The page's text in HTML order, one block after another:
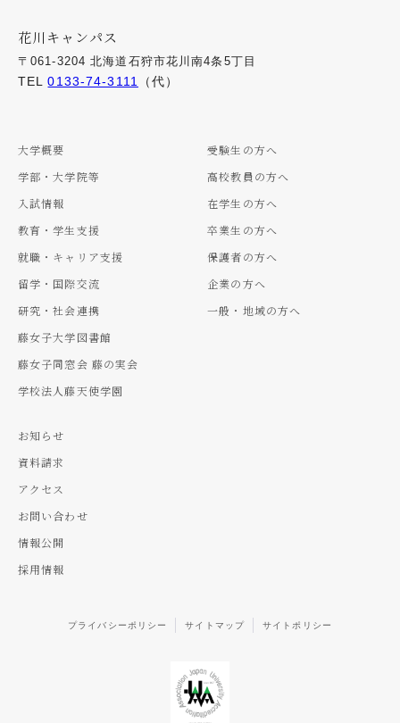
花川キャンパス
〒061-3204 北海道石狩市花川南4条5丁目
TEL0133-74-3111 （代）
大学概要
学部・大学院等
入試情報
教育・学生支援
就職・キャリア支援
留学・国際交流
研究・社会連携
藤女子大学図書館
藤女子同窓会 藤の実会
学校法人藤天使学園
受験生の方へ
高校教員の方へ
在学生の方へ
卒業生の方へ
保護者の方へ
企業の方へ
一般・地域の方へ
お知らせ
資料請求
アクセス
お問い合わせ
情報公開
採用情報
プライバシーポリシー サイトマップ サイトポリシー